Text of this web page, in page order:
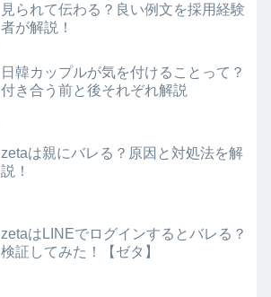
見られて伝わる？良い例文を採用経験
者が解説！
日韓カップルが気を付けることって？
付き合う前と後それぞれ解説
zetaは親にバレる？原因と対処法を解
説！
zetaはLINEでログインするとバレる？
検証してみた！【ゼタ】